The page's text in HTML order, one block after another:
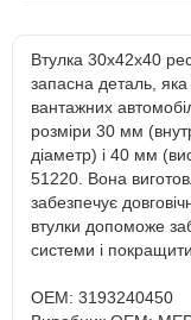
Втулка 30x42x40
запасна деталь,
вантажних
розміри 30 мм
діаметр) і 40 мм
51220. Вона
забезпечує
втулки допоможе
системи і
OEM: 3193240450